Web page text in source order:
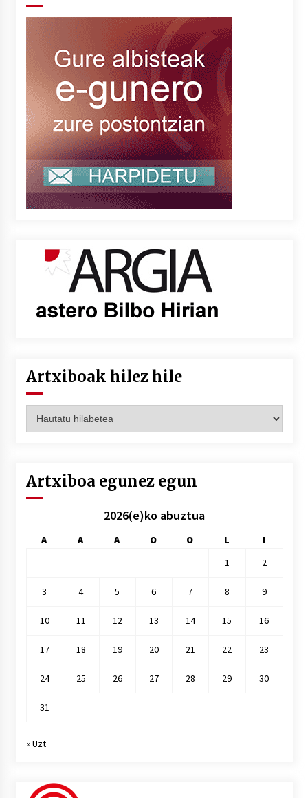
Artxiboak hilez hile
hilez
Artxiboa egunez egun
2026(e)ko abuztua
A A A O O L
I
1
2
3 4 5 6 7 8 9
10 11 12 13 14 15 16
17 18 19 20 21 22 23
24 25 26 27 28 29 30
31
« Uzt